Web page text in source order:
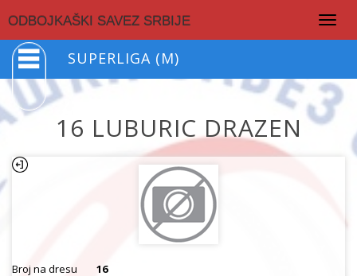
ODBOJKAŠKI SAVEZ SRBIJE
SUPERLIGA (M)
16 LUBURIC DRAZEN
Broj na dresu
16